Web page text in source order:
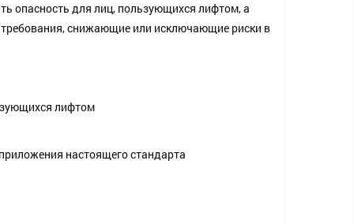
опасность для лиц, пользующихся лифтом, а
снижающие или исключающие риски в
лифтом
настоящего стандарта